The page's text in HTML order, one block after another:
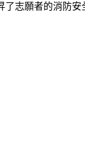
志願者的消防安